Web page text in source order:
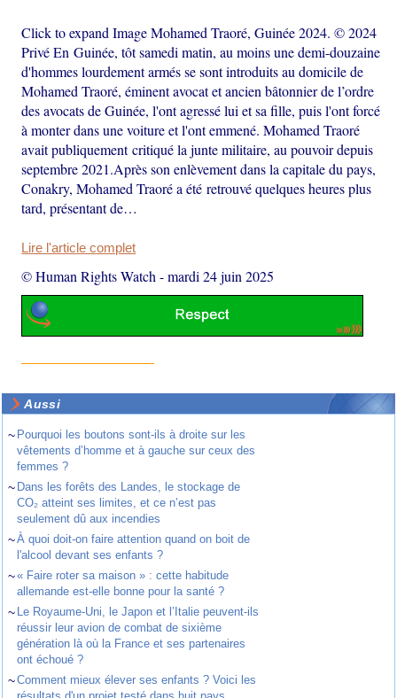
Click to expand Image Mohamed Traoré, Guinée 2024. © 2024
Privé En Guinée, tôt samedi matin, au moins une demi-douzaine
d'hommes lourdement armés se sont introduits au domicile de
Mohamed Traoré, éminent avocat et ancien bâtonnier de l’ordre
des avocats de Guinée, l'ont agressé lui et sa fille, puis l'ont forcé
à monter dans une voiture et l'ont emmené. Mohamed Traoré
avait publiquement critiqué la junte militaire, au pouvoir depuis
septembre 2021.Après son enlèvement dans la capitale du pays,
Conakry, Mohamed Traoré a été retrouvé quelques heures plus
tard, présentant de…
Lire l'article complet
© Human Rights Watch -mardi 24 juin 2025
Aussi
~ Pourquoi les boutons sont-ils à droite sur les
vêtements d’homme et à gauche sur ceux des
femmes ?
~ Dans les forêts des Landes, le stockage de
CO₂ atteint ses limites, et ce n’est pas
seulement dû aux incendies
~À quoi doit-on faire attention quand on boit de
l'alcool devant ses enfants ?
~« Faire roter sa maison » : cette habitude
allemande est-elle bonne pour la santé ?
~ Le Royaume-Uni, le Japon et l’Italie peuvent-ils
réussir leur avion de combat de sixième
génération là où la France et ses partenaires
ont échoué ?
~Comment mieux élever ses enfants ? Voici les